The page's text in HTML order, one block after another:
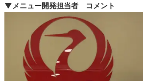
▼メニュー開発担当者 コメント